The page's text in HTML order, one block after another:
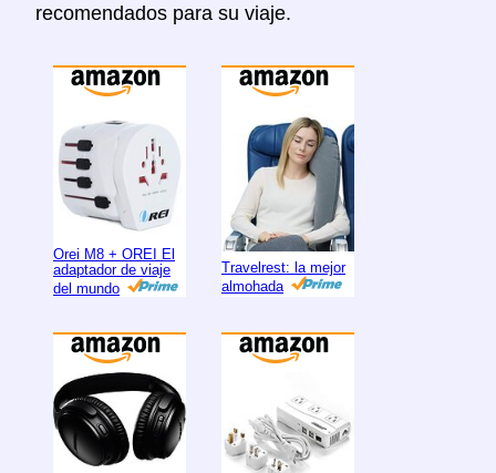
recomendados para su viaje.
Orei M8 + OREI El
adaptador de viaje
del mundo
Travelrest: la mejor
almohada